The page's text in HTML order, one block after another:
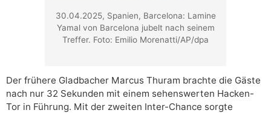
30.04.2025, Spanien, Barcelona: Lamine
Yamal von Barcelona jubelt nach seinem
Treffer. Foto: Emilio Morenatti/AP/dpa
Der frühere Gladbacher Marcus Thuram brachte die Gäste
nach nur 32 Sekunden mit einem sehenswerten Hacken-
Tor in Führung. Mit der zweiten Inter-Chance sorgte